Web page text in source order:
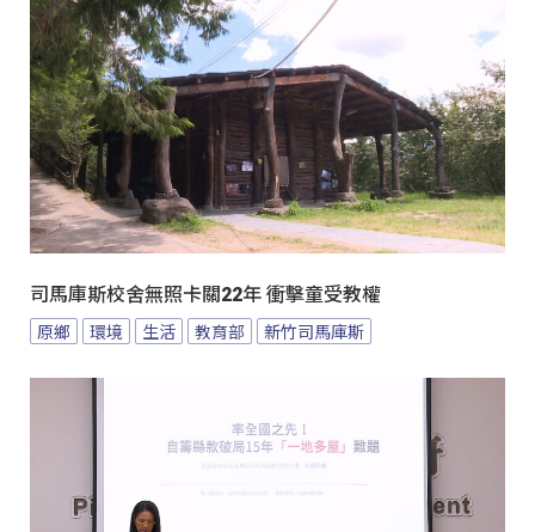
司馬庫斯校舍無照卡關22年 衝擊童受教權
原鄉 環境 生活 教育部 新竹司馬庫斯